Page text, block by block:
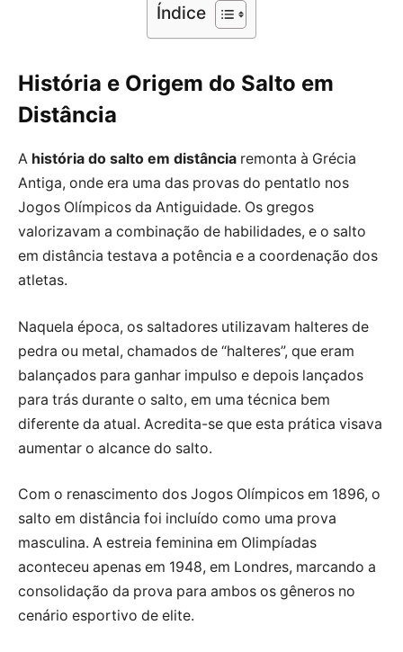
Índice
História e Origem do Salto em
Distância
A história do salto em distância remonta à Grécia
Antiga, onde era uma das provas do pentatlo nos
Jogos Olímpicos da Antiguidade. Os gregos
valorizavam a combinação de habilidades, e o salto
em distância testava a potência e a coordenação dos
atletas.
Naquela época, os saltadores utilizavam halteres de
pedra ou metal, chamados de “halteres”, que eram
balançados para ganhar impulso e depois lançados
para trás durante o salto, em uma técnica bem
diferente da atual. Acredita-se que esta prática visava
aumentar o alcance do salto.
Com o renascimento dos Jogos Olímpicos em 1896, o
salto em distância foi incluído como uma prova
masculina. A estreia feminina em Olimpíadas
aconteceu apenas em 1948, em Londres, marcando a
consolidação da prova para ambos os gêneros no
cenário esportivo de elite.